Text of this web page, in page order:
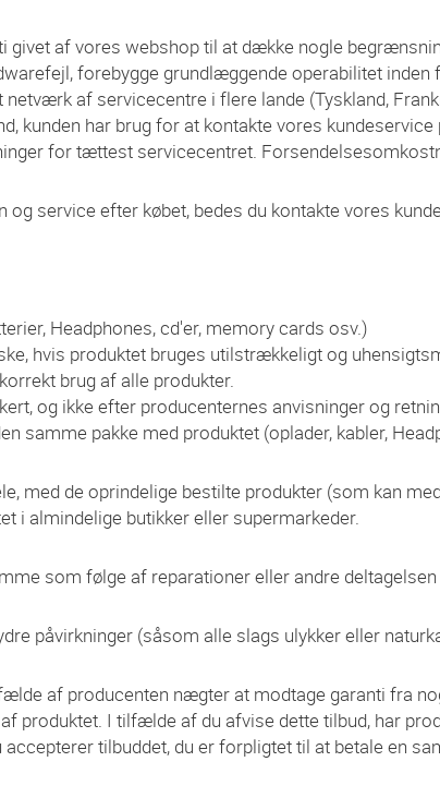
givet af vores webshop til at dække nogle
forebygge grundlæggende operabilitet
af servicecentre i flere lande (Tyskland,
kunden har brug for at kontakte vores
for tættest servicecentret.
service efter købet, bedes du kontakte vores
Headphones, cd'er, memory cards osv.)
hvis produktet bruges utilstrækkeligt og
brug af alle produkter.
og ikke efter producenternes anvisninger og
samme pakke med produktet (oplader, kabler,
med de oprindelige bestilte produkter (som kan
i almindelige butikker eller supermarkeder.
som følge af reparationer eller andre
påvirkninger (såsom alle slags ulykker eller
af producenten nægter at modtage garanti fra
produktet. I tilfælde af du afvise dette tilbud, har
tilbuddet, du er forpligtet til at betale en